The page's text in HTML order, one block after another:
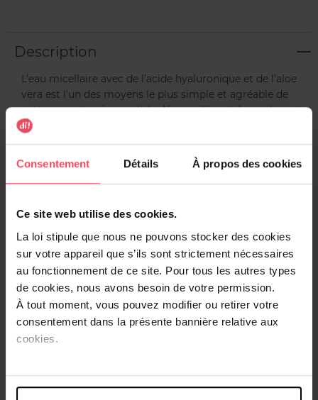
Consentement Détails À propos des cookies
Ce site web utilise des cookies.
La loi stipule que nous ne pouvons stocker des cookies
sur votre appareil que s’ils sont strictement nécessaires
au fonctionnement de ce site. Pour tous les autres types
de cookies, nous avons besoin de votre permission.
À tout moment, vous pouvez modifier ou retirer votre
consentement dans la présente bannière relative aux
cookies.
Description
L’eau micellaire avec de l’acide hyaluronique et de l’aloe
vera est l’un des moyens le plus simple et agréable de
nettoyer votre visage, de le démaquiller et de rendre votre
peau repulpée en un seul geste ! Sans résidu sur la peau.
Les micelles attirent la saleté, le maquillage et les
impuretés comme un aimant et les éliminent de la peau.
Cette eau, enrichie en acide hyaluronique, donne un effet
rafraîchissant et revitalisant à votre peau, la rendant plus
les lèvres à l’aide d'un coton ou de notre écopad
réutilisable. Convient à tous les types de peau, même
sensibles.
Caractéristiques
Avis client